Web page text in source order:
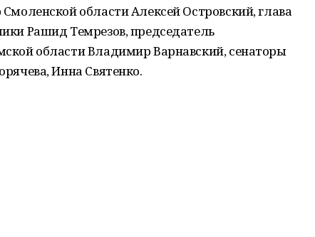
области Алексей Островский, глава
Рашид Темрезов, председатель
области Владимир Варнавский, сенаторы
Инна Святенко.